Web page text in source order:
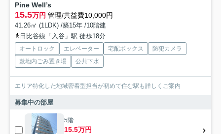
Pine Well’s
15.5万円 管理/共益費10,000円
41.26㎡ (1LDK) /築15年 /10階建
日比谷線「入谷」駅 徒歩18分
オートロック エレベーター 宅配ボックス
防犯カメラ
敷地内ごみ置き場
公共下水
エリア特化した地域密着型担当が初めて住む駅も詳しくご案内
募集中の部屋
5階
15.5万円